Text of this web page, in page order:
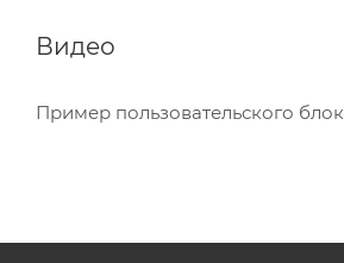
Видео
Пример пользовательского